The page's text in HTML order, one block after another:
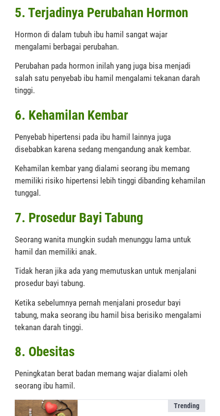
5. Terjadinya Perubahan Hormon
Hormon di dalam tubuh ibu hamil sangat wajar
mengalami berbagai perubahan.
Perubahan pada hormon inilah yang juga bisa menjadi
salah satu penyebab ibu hamil mengalami tekanan darah
tinggi.
6. Kehamilan Kembar
Penyebab hipertensi pada ibu hamil lainnya juga
disebabkan karena sedang mengandung anak kembar.
Kehamilan kembar yang dialami seorang ibu memang
memiliki risiko hipertensi lebih tinggi dibanding kehamilan
tunggal.
7. Prosedur Bayi Tabung
Seorang wanita mungkin sudah menunggu lama untuk
hamil dan memiliki anak.
Tidak heran jika ada yang memutuskan untuk menjalani
prosedur bayi tabung.
Ketika sebelumnya pernah menjalani prosedur bayi
tabung, maka seorang ibu hamil bisa berisiko mengalami
tekanan darah tinggi.
8. Obesitas
Peningkatan berat badan memang wajar dialami oleh
seorang ibu hamil.
Trending